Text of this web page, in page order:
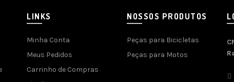
LINKS
Minha Conta
Meus Pedidos
Carrinho de Compras
NOSSOS PRODUTOS
Peças para Bicicletas
Peças para Motos